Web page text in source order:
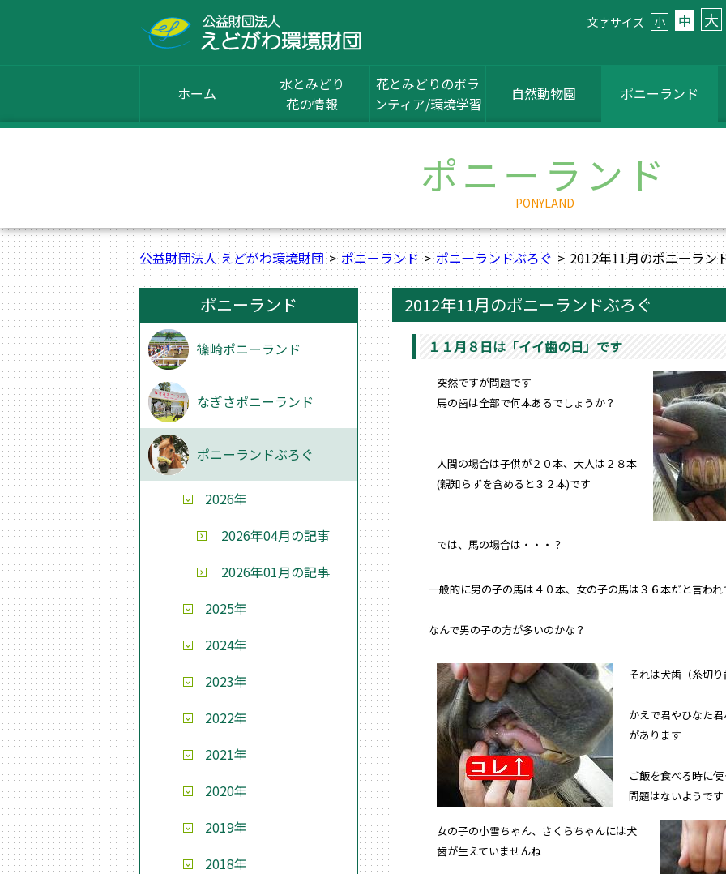
文字サイズ 小 中 大
ホーム
水とみどり
花の情報
花とみどりのボラ
ンティア/環境学習
自然動物園 ポニーランド
ポニーランド
PONYLAND
公益財団法人 えどがわ環境財団 ポニーランド ポニーランドぶろぐ 2012年11月のポニーラン
2012年11月のポニーランドぶろぐ
１１月８日は「イイ歯の日」です
突然ですが問題です
馬の歯は全部で何本あるでしょうか？
人間の場合は子供が２０本、大人は２８本
(親知らずを含めると３２本)です
では、馬の場合は・・・？
一般的に男の子の馬は４０本、女の子の馬は３６本だと言わ
なんで男の子の方が多いのかな？
それは犬歯（糸切
かえで君やひなた
があります
ご飯を食べる時に
問題はないようです
女の子の小雪ちゃん、さくらちゃんには犬
歯が生えていませんね
ポニーランド
篠崎ポニーランド
なぎさポニーランド
ポニーランドぶろぐ
2026年
2026年04月の記事
2026年01月の記事
2025年
2024年
2023年
2022年
2021年
2020年
2019年
2018年